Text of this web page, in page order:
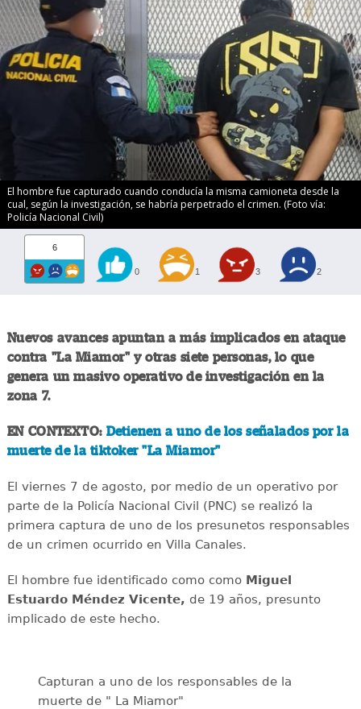
El hombre fue capturado cuando conducía la misma camioneta desde la
cual, según la investigación, se habría perpetrado el crimen. (Foto vía:
Policía Nacional Civil)
6
0 1 3 2
Nuevos avances apuntan a más implicados en ataque
contra "La Miamor" y otras siete personas, lo que
genera un masivo operativo de investigación en la
zona 7.
EN CONTEXTO: Detienen a uno de los señalados por la
muerte de la tiktoker "La Miamor"
El viernes 7 de agosto, por medio de un operativo por
parte de la Policía Nacional Civil (PNC) se realizó la
primera captura de uno de los presunetos responsables
de un crimen ocurrido en Villa Canales.
El hombre fue identificado como comoMiguel
Estuardo Méndez Vicente, de 19 años, presunto
implicado de este hecho.
Capturan a uno de los responsables de la
muerte de " La Miamor"